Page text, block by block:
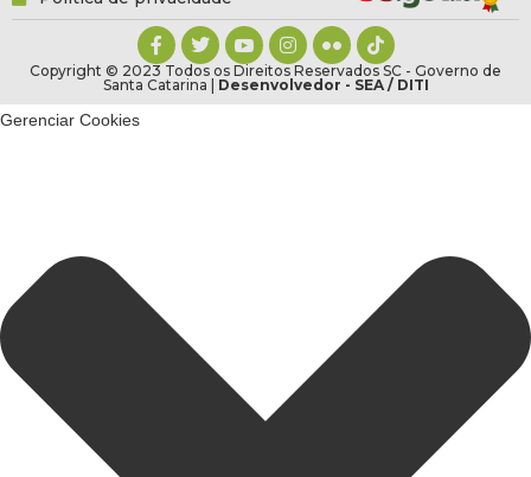
Copyright © 2023 Todos os Direitos Reservados SC - Governo de
Santa Catarina | Desenvolvedor - SEA / DITI
Gerenciar Cookies